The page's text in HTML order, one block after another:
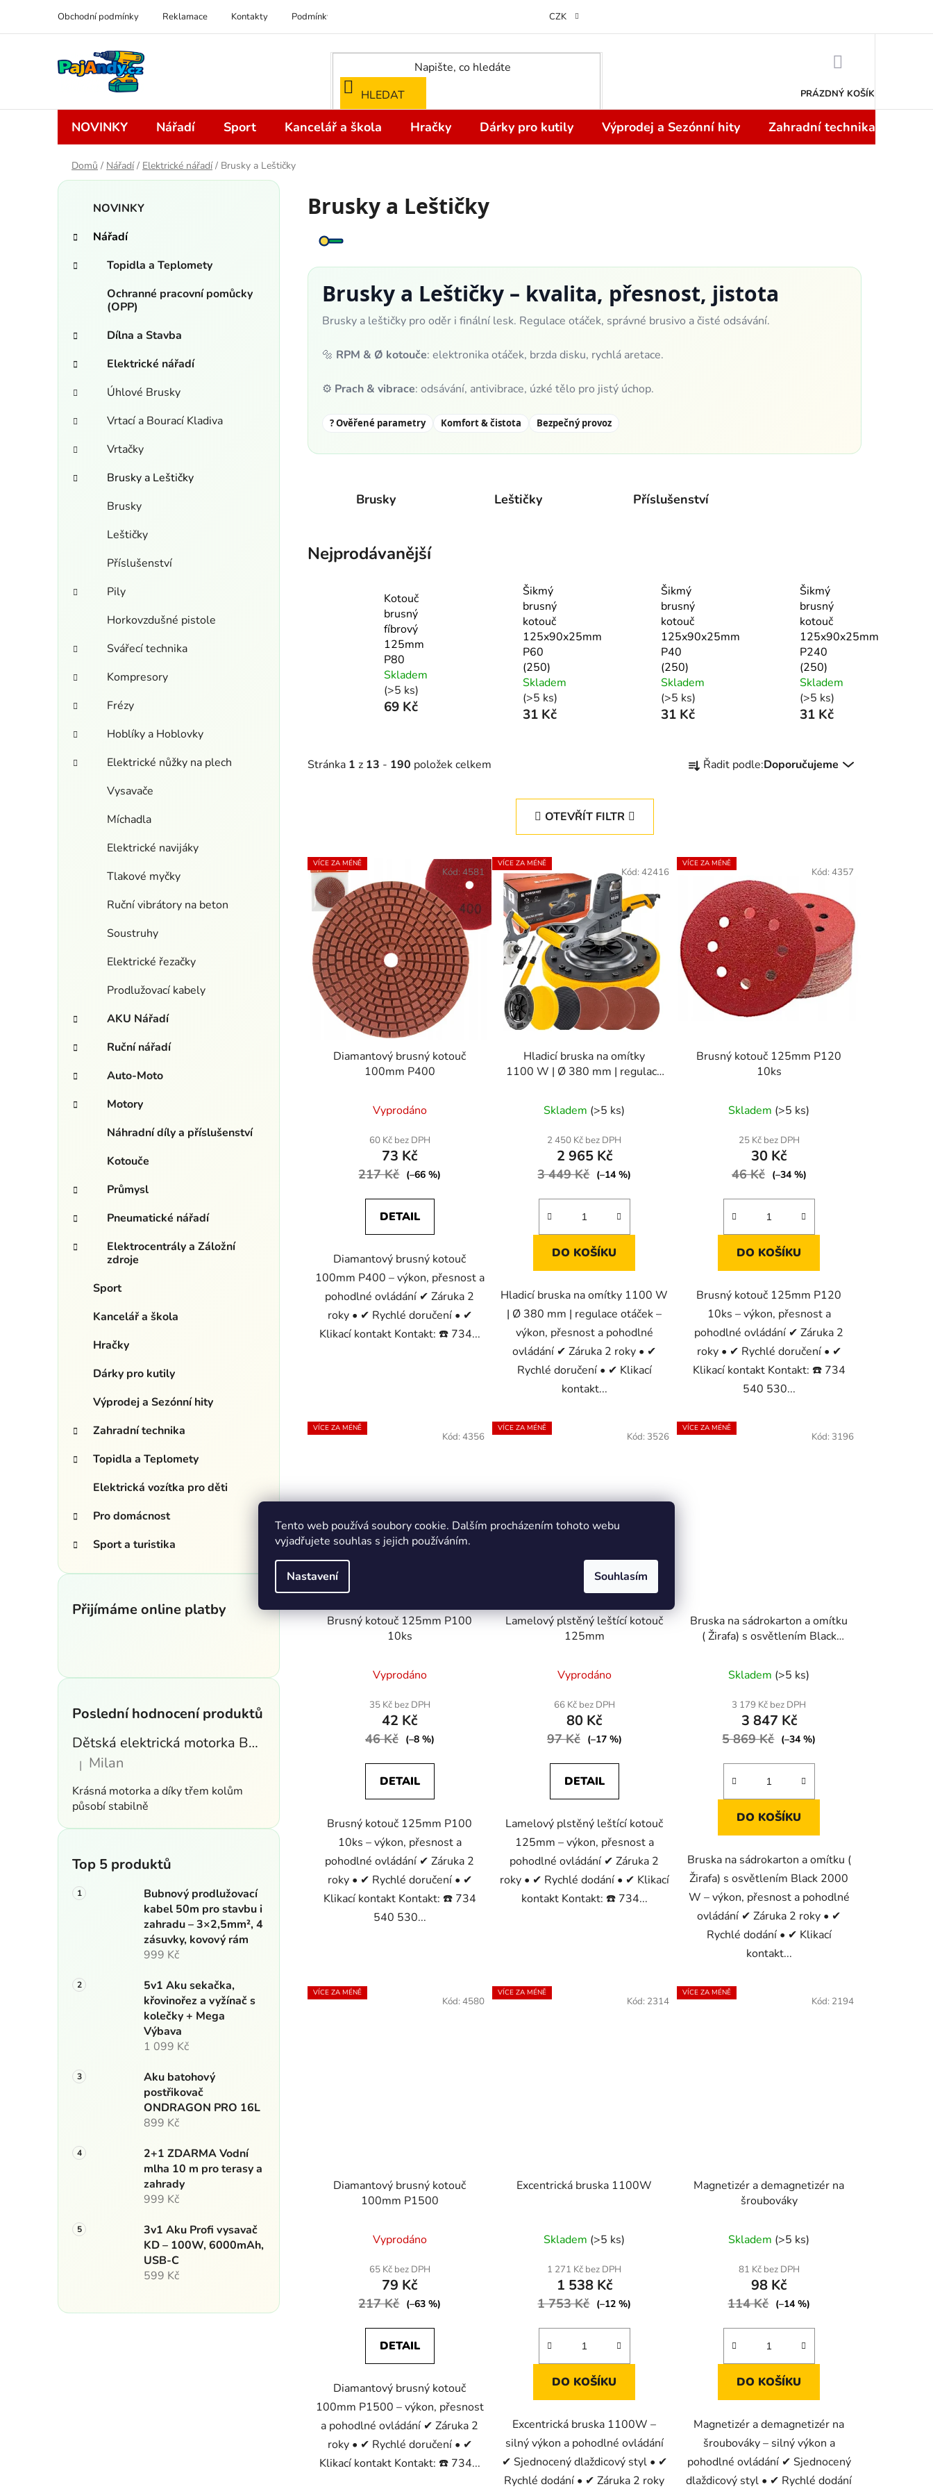
Tento web používá soubory cookie. Dalším procházením tohoto webu
vyjadřujete souhlas s jejich používáním.
Nastavení Souhlasím
obsah
Obchodní podmínky Reklamace Kontakty Podmínky ochrany osobních údajů Odstoupení od kupní smlouvy do 14 dní
CZK
HLEDAT PRÁZDNÝ KOŠÍK
NOVINKY Nářadí Sport Kancelář a škola Hračky Dárky pro kutily Výprodej a Sezónní hity Zahradní technika
Domů / Nářadí / Elektrické nářadí / Brusky a Leštičky
P
Přeskočit
kategorie
t
e
g
NOVINKY
Nářadí
Topidla a Teplomety
Ochranné pracovní pomůcky
(OPP)
Dílna a Stavba
Elektrické nářadí
Úhlové Brusky
Vrtací a Bourací Kladiva
Vrtačky
Brusky a Leštičky
Brusky
Leštičky
Příslušenství
Pily
Horkovzdušné pistole
Svářecí technika
Kompresory
Frézy
Hoblíky a Hoblovky
Elektrické nůžky na plech
Vysavače
Míchadla
Elektrické navijáky
Tlakové myčky
Ruční vibrátory na beton
Soustruhy
Elektrické řezačky
Prodlužovací kabely
AKU Nářadí
Ruční nářadí
Auto-Moto
Motory
Náhradní díly a příslušenství
Kotouče
Průmysl
Pneumatické nářadí
Elektrocentrály a Záložní
zdroje
Sport
Kancelář a škola
Hračky
Dárky pro kutily
Výprodej a Sezónní hity
Zahradní technika
Topidla a Teplomety
Elektrická vozítka pro děti
Pro domácnost
Sport a turistika
Přijímáme online platby
Poslední hodnocení produktů
Dětská elektrická motorka BMW S1000RR 6V – modrá
Hodnocení produktu je 5 z 5 hvězdiček.
| Milan
Krásná motorka a díky třem kolům
působí stabilně
Top 5 produktů
Bubnový prodlužovací
kabel 50m pro stavbu i
zahradu – 3×2,5mm², 4
zásuvky, kovový rám
999 Kč
5v1 Aku sekačka,
křovinořez a vyžínač s
kolečky + Mega
Výbava
1 099 Kč
Aku batohový
postřikovač
ONDRAGON PRO 16L
899 Kč
2+1 ZDARMA Vodní
mlha 10 m pro terasy a
zahrady
999 Kč
3v1 Aku Profi vysavač
KD – 100W, 6000mAh,
USB-C
599 Kč
Brusky a Leštičky
Brusky a Leštičky – kvalita, přesnost, jistota
Brusky a leštičky pro oděr i finální lesk. Regulace otáček, správné brusivo a čisté odsávání.
🔩 RPM & Ø kotouče: elektronika otáček, brzda disku, rychlá aretace.
⚙️ Prach & vibrace: odsávání, antivibrace, úzké tělo pro jistý úchop.
? Ověřené parametry Komfort & čistota Bezpečný provoz
Brusky Leštičky Příslušenství
Nejprodávanější
Kotouč
brusný
fíbrový
125mm
P80
Skladem
(>5 ks)
69 Kč
Šikmý
brusný
kotouč
125x90x25mm
P60
(250)
Skladem
(>5 ks)
31 Kč
Šikmý
brusný
kotouč
125x90x25mm
P40
(250)
Skladem
(>5 ks)
31 Kč
Šikmý
brusný
kotouč
125x90x25mm
P240
(250)
Skladem
(>5 ks)
31 Kč
Stránka 1 z 13 - 190 položek celkem
a
p
d
u
k
t
ů
Řadit podle:Doporučujeme
OTEVŘÍT FILTR
V
ý
p
p
r
o
VÍCE ZA MÉNĚ
Diamantový brusný kotouč
100mm P400
Vyprodáno
60 Kč bez DPH
73 Kč
217 Kč (–66 %)
DETAIL
Diamantový brusný kotouč
100mm P400 – výkon, přesnost a
pohodlné ovládání ✔ Záruka 2
roky • ✔ Rychlé doručení • ✔
Klikací kontakt Kontakt: ☎️ 734...
Kód: 4581
VÍCE ZA MÉNĚ
Hladicí bruska na omítky
1100 W | Ø 380 mm | regulace
Skladem (>5 ks)
2 450 Kč bez DPH
2 965 Kč
3 449 Kč (–14 %)
DO KOŠÍKU
Hladicí bruska na omítky 1100 W
| Ø 380 mm | regulace otáček –
výkon, přesnost a pohodlné
ovládání ✔ Záruka 2 roky • ✔
Rychlé doručení • ✔ Klikací
kontakt...
Kód: 42416
VÍCE ZA MÉNĚ
Brusný kotouč 125mm P120
10ks
hodnocení
produktu
je
5,0
5
Skladem (>5 ks)
25 Kč bez DPH
30 Kč
46 Kč (–34 %)
DO KOŠÍKU
Brusný kotouč 125mm P120
10ks – výkon, přesnost a
pohodlné ovládání ✔ Záruka 2
roky • ✔ Rychlé doručení • ✔
Klikací kontakt Kontakt: ☎️ 734
540 530...
Kód: 4357
VÍCE ZA MÉNĚ
Brusný kotouč 125mm P100
10ks
hodnocení
produktu
je
5,0
5
Vyprodáno
35 Kč bez DPH
42 Kč
46 Kč (–8 %)
DETAIL
Brusný kotouč 125mm P100
10ks – výkon, přesnost a
pohodlné ovládání ✔ Záruka 2
roky • ✔ Rychlé doručení • ✔
Klikací kontakt Kontakt: ☎️ 734
540 530...
Kód: 4356
VÍCE ZA MÉNĚ
Lamelový plstěný leštící kotouč
125mm
hodnocení
produktu
je
4,3
5
Vyprodáno
66 Kč bez DPH
80 Kč
97 Kč (–17 %)
DETAIL
Lamelový plstěný leštící kotouč
125mm – výkon, přesnost a
pohodlné ovládání ✔ Záruka 2
roky • ✔ Rychlé dodání • ✔ Klikací
kontakt Kontakt: ☎️ 734...
Kód: 3526
VÍCE ZA MÉNĚ
Bruska na sádrokarton a omítku
( Žirafa) s osvětlením Black
Skladem (>5 ks)
3 179 Kč bez DPH
3 847 Kč
5 869 Kč (–34 %)
DO KOŠÍKU
Bruska na sádrokarton a omítku (
Žirafa) s osvětlením Black 2000
W – výkon, přesnost a pohodlné
ovládání ✔ Záruka 2 roky • ✔
Rychlé dodání • ✔ Klikací
kontakt...
Kód: 3196
VÍCE ZA MÉNĚ
Diamantový brusný kotouč
100mm P1500
hodnocení
produktu
je
4,0
5
Vyprodáno
65 Kč bez DPH
79 Kč
217 Kč (–63 %)
DETAIL
Diamantový brusný kotouč
100mm P1500 – výkon, přesnost
a pohodlné ovládání ✔ Záruka 2
roky • ✔ Rychlé doručení • ✔
Klikací kontakt Kontakt: ☎️ 734...
Kód: 4580
VÍCE ZA MÉNĚ
Excentrická bruska 1100W
hodnocení
produktu
je
5,0
5
Skladem (>5 ks)
1 271 Kč bez DPH
1 538 Kč
1 753 Kč (–12 %)
DO KOŠÍKU
Excentrická bruska 1100W –
silný výkon a pohodlné ovládání
✔ Sjednocený dlaždicový styl • ✔
Rychlé dodání • ✔ Záruka 2 roky
Kód: 2314
VÍCE ZA MÉNĚ
Magnetizér a demagnetizér na
šroubováky
Skladem (>5 ks)
81 Kč bez DPH
98 Kč
114 Kč (–14 %)
DO KOŠÍKU
Magnetizér a demagnetizér na
šroubováky – silný výkon a
pohodlné ovládání ✔ Sjednocený
dlaždicový styl • ✔ Rychlé dodání
Kód: 2194